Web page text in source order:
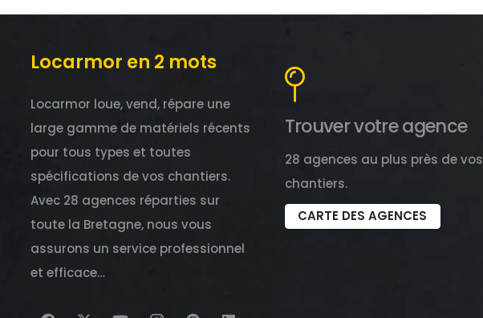
Locarmor en 2 mots
Locarmor loue, vend, répare une
large gamme de matériels récents
pour tous types et toutes
spécifications de vos chantiers.
Avec 28 agences réparties sur
toute la Bretagne, nous vous
assurons un service professionnel
et efficace…
Trouver votre agence
28 agences au plus près de vos
chantiers.
CARTE DES AGENCES